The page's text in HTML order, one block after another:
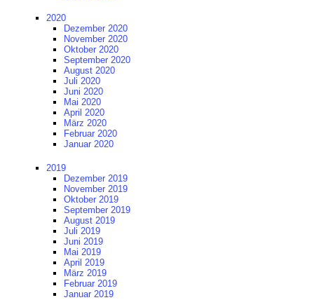
2020
Dezember 2020
November 2020
Oktober 2020
September 2020
August 2020
Juli 2020
Juni 2020
Mai 2020
April 2020
März 2020
Februar 2020
Januar 2020
2019
Dezember 2019
November 2019
Oktober 2019
September 2019
August 2019
Juli 2019
Juni 2019
Mai 2019
April 2019
März 2019
Februar 2019
Januar 2019